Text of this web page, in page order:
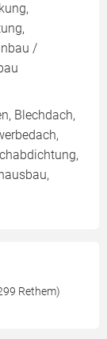
/
Blechdach,
Rethem)